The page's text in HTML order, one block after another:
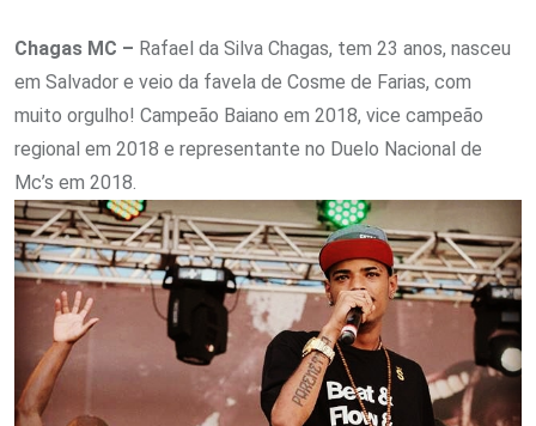
Chagas MC – Rafael da Silva Chagas, tem 23 anos, nasceu
em Salvador e veio da favela de Cosme de Farias, com
muito orgulho! Campeão Baiano em 2018, vice campeão
regional em 2018 e representante no Duelo Nacional de
Mc’s em 2018.